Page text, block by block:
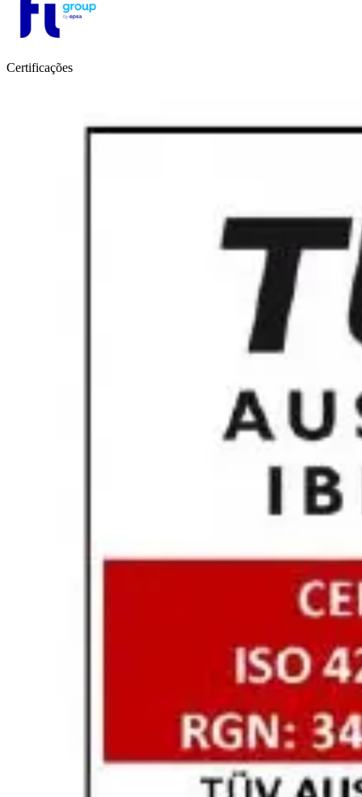
Certificações